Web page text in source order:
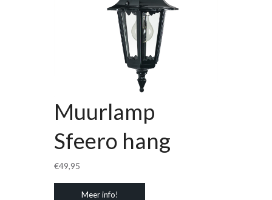
Muurlamp
Sfeero hang
€49,95
Meer info!